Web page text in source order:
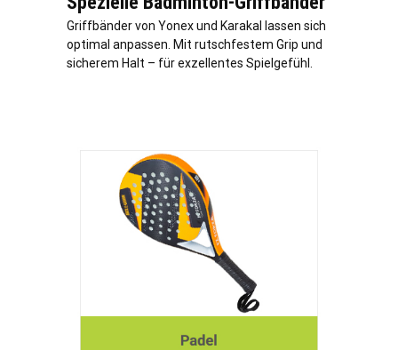
Griffbänder von Yonex und Karakal lassen sich
optimal anpassen. Mit rutschfestem Grip und
sicherem Halt – für exzellentes Spielgefühl.